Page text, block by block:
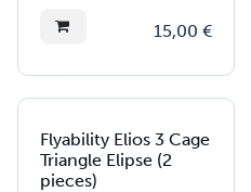
15,00 €
Flyability Elios 3 Cage
Triangle Elipse (2
pieces)